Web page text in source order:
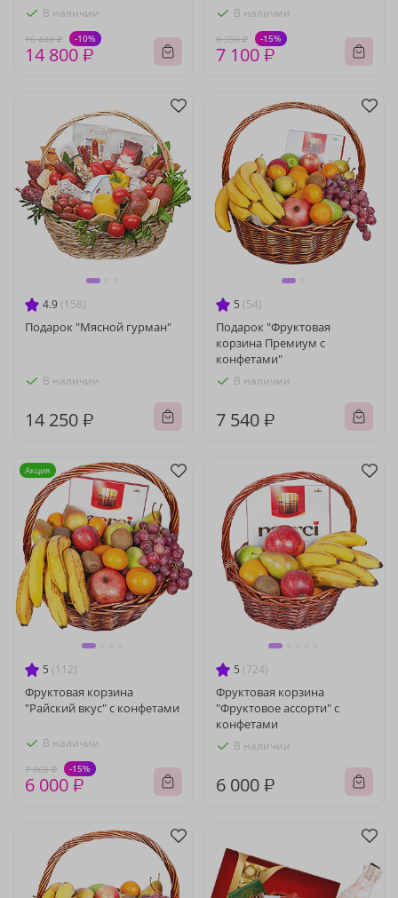
В наличии
16 440 ₽ -10%
14 800 ₽
В наличии
8 350 ₽ -15%
7 100 ₽
4.9 (158)
Подарок "Мясной гурман"
В наличии
14 250 ₽
5 (54)
Подарок "Фруктовая
корзина Премиум с
конфетами"
В наличии
7 540 ₽
5 (112)
Фруктовая корзина
"Райский вкус" с конфетами
В наличии
7 060 ₽ -15%
6 000 ₽
Акция
5 (724)
Фруктовая корзина
"Фруктовое ассорти" с
конфетами
В наличии
6 000 ₽